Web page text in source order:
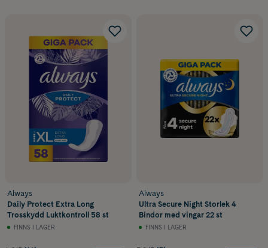
Always
Daily Protect Extra Long
Trosskydd Luktkontroll 58 st
FINNS I LAGER
Always
Ultra Secure Night Storlek 4
Bindor med vingar 22 st
FINNS I LAGER